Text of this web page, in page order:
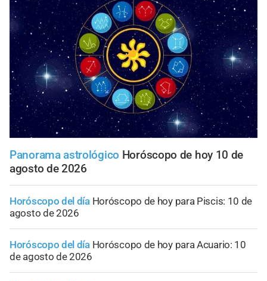
Panorama astrológico Horóscopo de hoy 10 de
agosto de 2026
Horóscopo del día Horóscopo de hoy para Piscis: 10 de
agosto de 2026
Horóscopo del día Horóscopo de hoy para Acuario: 10
de agosto de 2026